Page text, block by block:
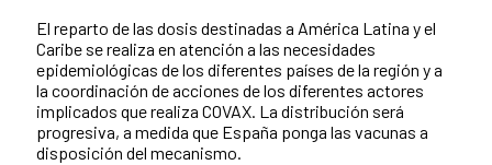
El reparto de las dosis destinadas a América Latina y el
Caribe se realiza en atención a las necesidades
epidemiológicas de los diferentes países de la región y a
la coordinación de acciones de los diferentes actores
implicados que realiza COVAX. La distribución será
progresiva, a medida que España ponga las vacunas a
disposición del mecanismo.